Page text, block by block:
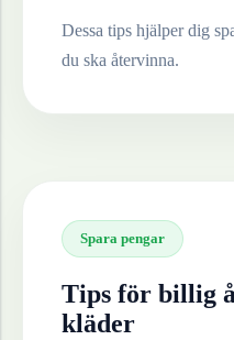
Dessa tips hjälper dig
du ska återvinna.
Spara pengar
Tips för billig
kläder